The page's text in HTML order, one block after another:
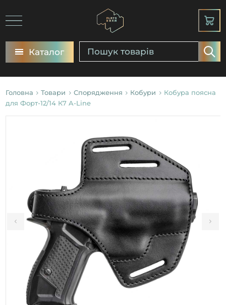
Каталог
Головна Товари Спорядження Кобури
Кобура поясна
для Форт-12/14 К7 A-Line